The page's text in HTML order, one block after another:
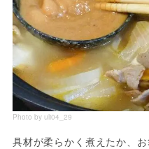
Photo by uli04_29
具材が柔らかく煮えたか、